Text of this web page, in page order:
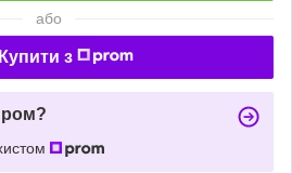
або
Купити з